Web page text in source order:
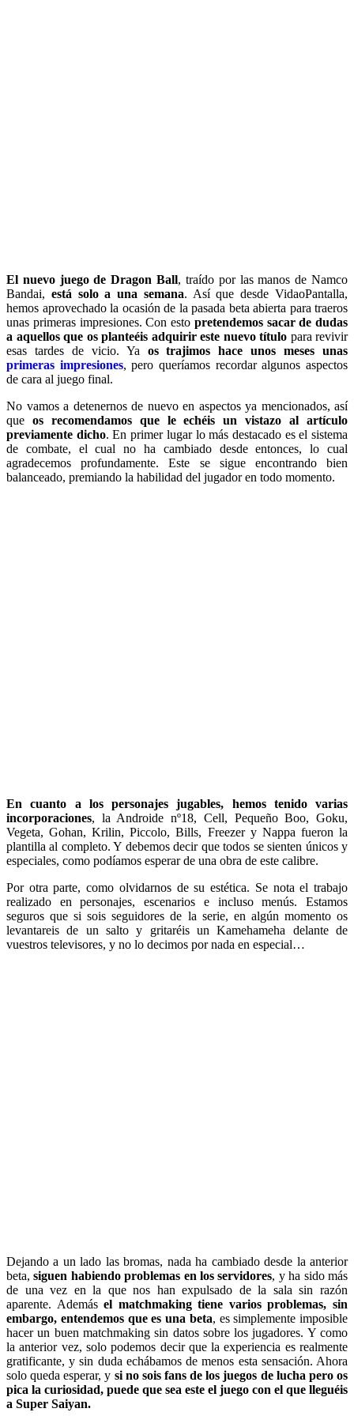
El nuevo juego de Dragon Ball, traído por las manos de Namco
Bandai, está solo a una semana. Así que desde VidaoPantalla,
hemos aprovechado la ocasión de la pasada beta abierta para traeros
unas primeras impresiones. Con esto pretendemos sacar de dudas
a aquellos que os planteéis adquirir este nuevo título para revivir
esas tardes de vicio. Ya os trajimos hace unos meses unas
primeras impresiones, pero queríamos recordar algunos aspectos
de cara al juego final.
No vamos a detenernos de nuevo en aspectos ya mencionados, así
que os recomendamos que le echéis un vistazo al artículo
previamente dicho. En primer lugar lo más destacado es el sistema
de combate, el cual no ha cambiado desde entonces, lo cual
agradecemos profundamente. Este se sigue encontrando bien
balanceado, premiando la habilidad del jugador en todo momento.
En cuanto a los personajes jugables, hemos tenido varias
incorporaciones, la Androide nº18, Cell, Pequeño Boo, Goku,
Vegeta, Gohan, Krilin, Piccolo, Bills, Freezer y Nappa fueron la
plantilla al completo. Y debemos decir que todos se sienten únicos y
especiales, como podíamos esperar de una obra de este calibre.
Por otra parte, como olvidarnos de su estética. Se nota el trabajo
realizado en personajes, escenarios e incluso menús. Estamos
seguros que si sois seguidores de la serie, en algún momento os
levantareis de un salto y gritaréis un Kamehameha delante de
vuestros televisores, y no lo decimos por nada en especial…
Dejando a un lado las bromas, nada ha cambiado desde la anterior
beta,siguen habiendo problemas en los servidores, y ha sido más
de una vez en la que nos han expulsado de la sala sin razón
aparente. Ademásel matchmaking tiene varios problemas, sin
embargo, entendemos que es una beta, es simplemente imposible
hacer un buen matchmaking sin datos sobre los jugadores. Y como
la anterior vez, solo podemos decir que la experiencia es realmente
gratificante, y sin duda echábamos de menos esta sensación. Ahora
solo queda esperar, y si no sois fans de los juegos de lucha pero os
pica la curiosidad, puede que sea este el juego con el que lleguéis
a Super Saiyan.